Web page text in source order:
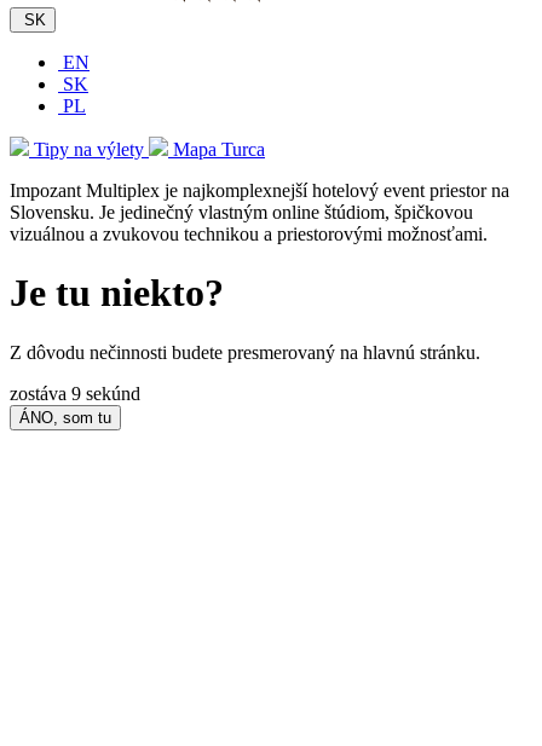
SK
EN
SK
PL
Tipy na výlety
Mapa Turca
Impozant Multiplex je najkomplexnejší hotelový event priestor na
Slovensku. Je jedinečný vlastným online štúdiom, špičkovou
vizuálnou a zvukovou technikou a priestorovými možnosťami.
Je tu niekto?
Z dôvodu nečinnosti budete presmerovaný na hlavnú stránku.
zostáva 9 sekúnd
ÁNO, som tu